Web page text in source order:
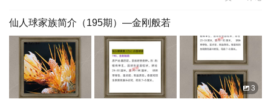
仙人球家族简介（195期）—金刚般若
3